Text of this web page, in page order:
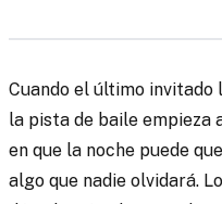
Cuando el último invitado
la pista de baile empieza
en que la noche puede
algo que nadie olvidará.